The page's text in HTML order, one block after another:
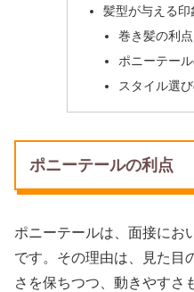
髪型が与える印
巻き髪の利点
ポニーテー
スタイル選
ポニーテールの利点
ポニーテールは、面接にお
です。その理由は、見た目
さを保ちつつ、動きやすさ